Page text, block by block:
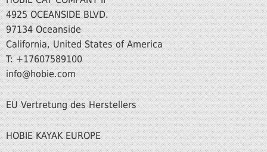
4925 OCEANSIDE BLVD.
97134 Oceanside
California, United States of America
T: +17607589100
info@hobie.com
EU Vertretung des Herstellers
HOBIE KAYAK EUROPE